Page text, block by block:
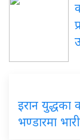
इरान युद्धका
भण्डारमा